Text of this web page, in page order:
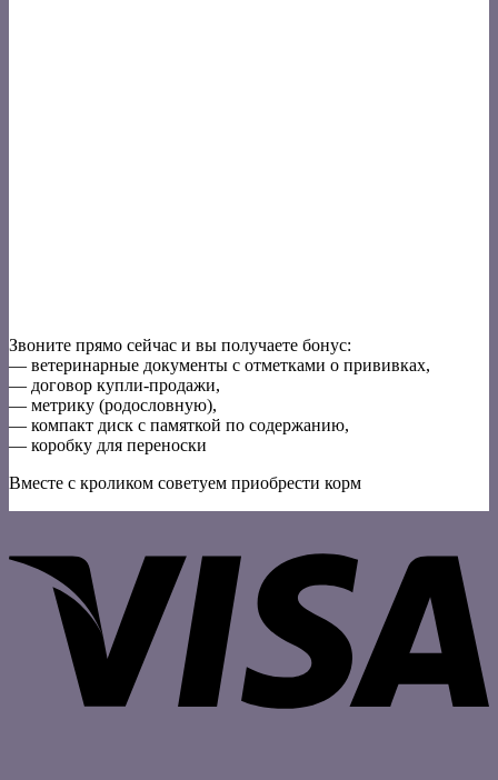
Звоните прямо сейчас и вы получаете бонус:
— ветеринарные документы с отметками о прививках,
— договор купли-продажи,
— метрику (родословную),
— компакт диск с памяткой по содержанию,
— коробку для переноски
Вместе с кроликом советуем приобрести корм